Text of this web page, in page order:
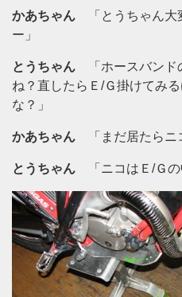
かあちゃん 「とうちゃん大
ー」
とうちゃん 「ホースバンド
ね？直したらＥ/Ｇ掛けてみ
な？」
かあちゃん 「まだ居たらニ
とうちゃん 「ニコはＥ/Ｇの